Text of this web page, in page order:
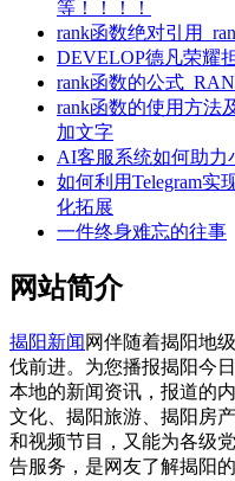
等！！！！
rank函数绝对引用
DEVELOP德凡荣耀
rank函数的公式
rank函数的使用方法
加文字
AI客服系统如何助力
如何利用Telegram实
化拓展
一件终身难忘的往事
网站简介
揭阳新闻 网伴随着揭阳地
伐前进。为您播报揭阳今
本地的新闻资讯，报道的
文化、揭阳旅游、揭阳房
和视频节目，又能为各级
告服务，是网友了解揭阳的